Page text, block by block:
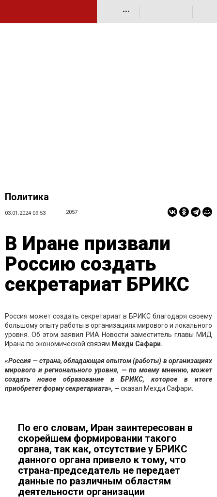
•••
Политика
03.01.2024 09:53 2057
В Иране призвали
Россию создать
секретариат БРИКС
Россия может создать секретариат в БРИКС благодаря своему
большому опыту работы в организациях мирового и локального
уровня. Об этом заявил РИА Новости заместитель главы МИД
Ирана по экономической связям Мехди Сафари.
«Россия — страна, обладающая опытом (работы) в организациях
мирового и регионального уровня, — по моему мнению, может
создать новое образование в БРИКС, которое в итоге
приобретет форму секретариата», —сказал Мехди Сафари.
По его словам, Иран заинтересован в
скорейшем формировании такого
органа, так как, отсутствие у БРИКС
данного органа привело к тому, что
страна-председатель не передает
данные по различным областям
деятельности организации